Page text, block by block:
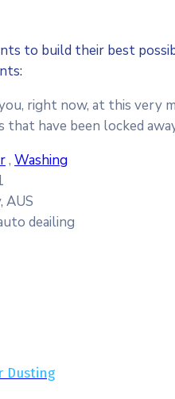
to build their best
right now, at this very
that have been locked
, Washing
AUS
deailing
Dusting